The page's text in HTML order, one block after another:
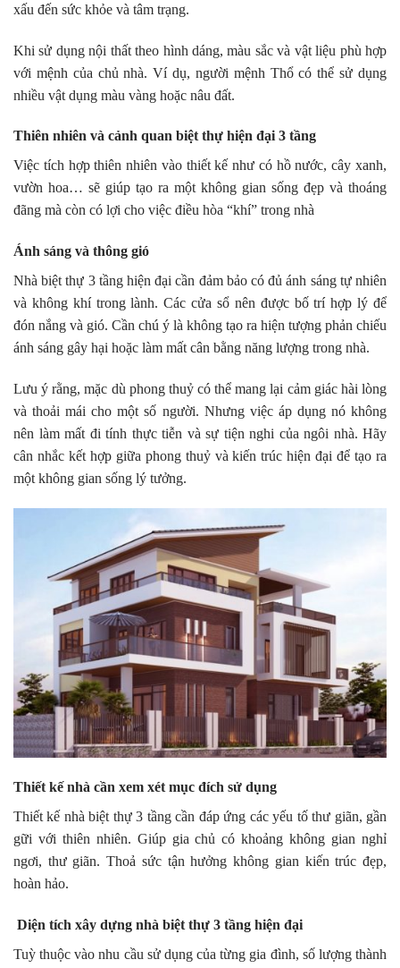
xấu đến sức khỏe và tâm trạng.
Khi sử dụng nội thất theo hình dáng, màu sắc và vật liệu phù hợp
với mệnh của chủ nhà. Ví dụ, người mệnh Thổ có thể sử dụng
nhiều vật dụng màu vàng hoặc nâu đất.
Thiên nhiên và cảnh quan biệt thự hiện đại 3 tầng
Việc tích hợp thiên nhiên vào thiết kế như có hồ nước, cây xanh,
vườn hoa… sẽ giúp tạo ra một không gian sống đẹp và thoáng
đãng mà còn có lợi cho việc điều hòa “khí” trong nhà
Ánh sáng và thông gió
Nhà biệt thự 3 tầng hiện đại cần đảm bảo có đủ ánh sáng tự nhiên
và không khí trong lành. Các cửa sổ nên được bố trí hợp lý để
đón nắng và gió. Cần chú ý là không tạo ra hiện tượng phản chiếu
ánh sáng gây hại hoặc làm mất cân bằng năng lượng trong nhà.
Lưu ý rằng, mặc dù phong thuỷ có thể mang lại cảm giác hài lòng
và thoải mái cho một số người. Nhưng việc áp dụng nó không
nên làm mất đi tính thực tiễn và sự tiện nghi của ngôi nhà. Hãy
cân nhắc kết hợp giữa phong thuỷ và kiến trúc hiện đại để tạo ra
một không gian sống lý tưởng.
Thiết kế nhà cần xem xét mục đích sử dụng
Thiết kế nhà biệt thự 3 tầng cần đáp ứng các yếu tố thư giãn, gần
gữi với thiên nhiên. Giúp gia chủ có khoảng không gian nghỉ
ngơi, thư giãn. Thoả sức tận hưởng không gian kiến trúc đẹp,
hoàn hảo.
Diện tích xây dựng nhà biệt thự 3 tầng hiện đại
Tuỳ thuộc vào nhu cầu sử dụng của từng gia đình, số lượng thành